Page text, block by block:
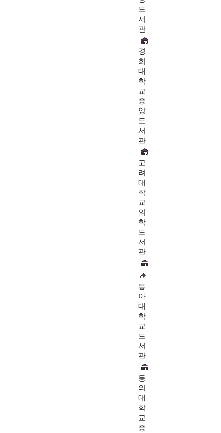
도
서
관
경
희
대
학
교
중
앙
도
서
관
고
려
대
학
교
의
학
도
서
관
동
아
대
학
교
도
서
관
동
의
대
학
교
중